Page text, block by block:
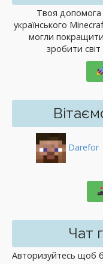
Твоя
українського
могли
зробити
Darefor
Чат
Авторизуйтесь щоб